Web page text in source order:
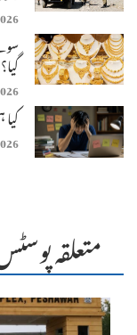
گیا؟
متعلقہ پوسٹس